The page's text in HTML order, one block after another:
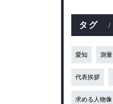
タグ
愛知 測量
代表挨拶
求める人物像